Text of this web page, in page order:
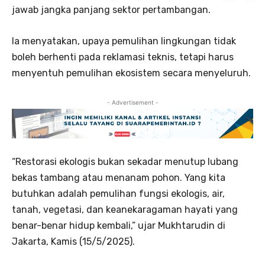
jawab jangka panjang sektor pertambangan.
Ia menyatakan, upaya pemulihan lingkungan tidak
boleh berhenti pada reklamasi teknis, tetapi harus
menyentuh pemulihan ekosistem secara menyeluruh.
- Advertisement -
“Restorasi ekologis bukan sekadar menutup lubang
bekas tambang atau menanam pohon. Yang kita
butuhkan adalah pemulihan fungsi ekologis, air,
tanah, vegetasi, dan keanekaragaman hayati yang
benar-benar hidup kembali,” ujar Mukhtarudin di
Jakarta, Kamis (15/5/2025).